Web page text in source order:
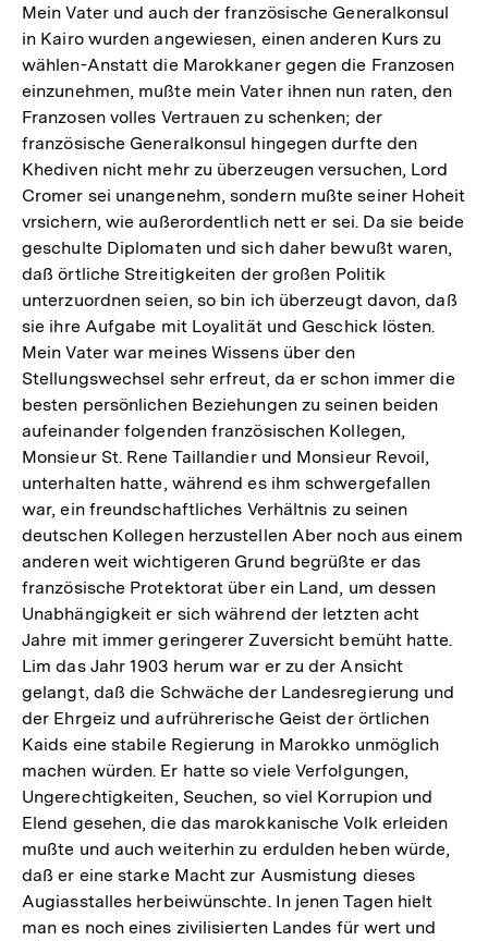
Mein Vater und auch der französische Generalkonsul
in Kairo wurden angewiesen, einen anderen Kurs zu
wählen-Anstatt die Marokkaner gegen die Franzosen
einzunehmen, mußte mein Vater ihnen nun raten, den
Franzosen volles Vertrauen zu schenken; der
französische Generalkonsul hingegen durfte den
Khediven nicht mehr zu überzeugen versuchen, Lord
Cromer sei unangenehm, sondern mußte seiner Hoheit
vrsichern, wie außerordentlich nett er sei. Da sie beide
geschulte Diplomaten und sich daher bewußt waren,
daß örtliche Streitigkeiten der großen Politik
unterzuordnen seien, so bin ich überzeugt davon, daß
sie ihre Aufgabe mit Loyalität und Geschick lösten.
Mein Vater war meines Wissens über den
Stellungswechsel sehr erfreut, da er schon immer die
besten persönlichen Beziehungen zu seinen beiden
aufeinander folgenden französischen Kollegen,
Monsieur St. Rene Taillandier und Monsieur Revoil,
unterhalten hatte, während es ihm schwergefallen
war, ein freundschaftliches Verhältnis zu seinen
deutschen Kollegen herzustellen Aber noch aus einem
anderen weit wichtigeren Grund begrüßte er das
französische Protektorat über ein Land, um dessen
Unabhängigkeit er sich während der letzten acht
Jahre mit immer geringerer Zuversicht bemüht hatte.
Lim das Jahr 1903 herum war er zu der Ansicht
gelangt, daß die Schwäche der Landesregierung und
der Ehrgeiz und aufrührerische Geist der örtlichen
Kaids eine stabile Regierung in Marokko unmöglich
machen würden. Er hatte so viele Verfolgungen,
Ungerechtigkeiten, Seuchen, so viel Korrupion und
Elend gesehen, die das marokkanische Volk erleiden
mußte und auch weiterhin zu erdulden heben würde,
daß er eine starke Macht zur Ausmistung dieses
Augiasstalles herbeiwünschte. In jenen Tagen hielt
man es noch eines zivilisierten Landes für wert und